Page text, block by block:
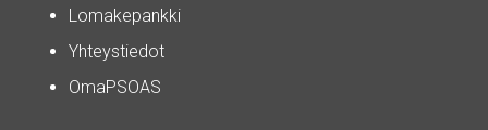
Lomakepankki
Yhteystiedot
OmaPSOAS